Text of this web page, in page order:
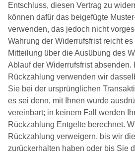
Entschluss, diesen Vertrag zu
können dafür das beigefügte
verwenden, das jedoch nicht
Wahrung der Widerrufsfrist reicht
Mitteilung über die Ausübung des
Ablauf der Widerrufsfrist absenden.
Rückzahlung verwenden wir
Sie bei der ursprünglichen
es sei denn, mit Ihnen wurde
vereinbart; in keinem Fall werden
Rückzahlung Entgelte berechnet.
Rückzahlung verweigern, bis wir
zurückerhalten haben oder bis Sie